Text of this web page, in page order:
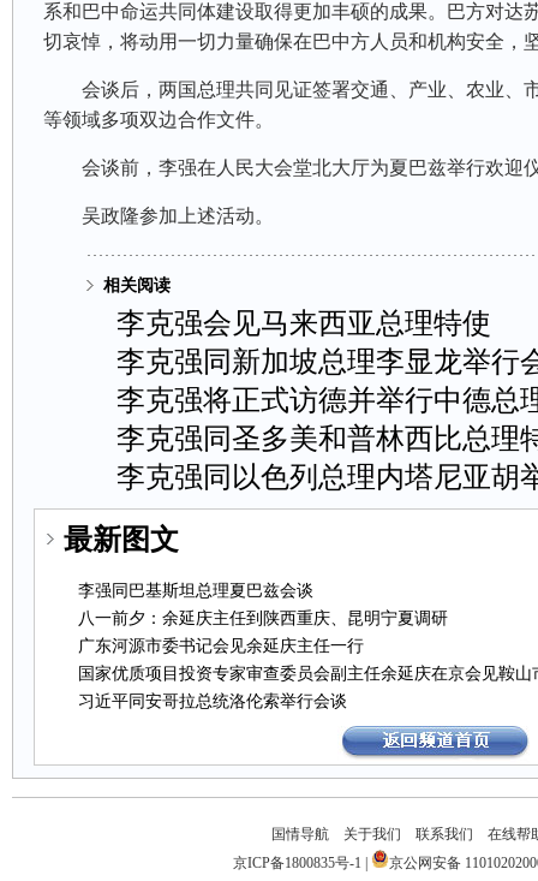
系和巴中命运共同体建设取得更加丰硕的成果。巴方对达
切哀悼，将动用一切力量确保在巴中方人员和机构安全，
会谈后，两国总理共同见证签署交通、产业、农业、
等领域多项双边合作文件。
会谈前，李强在人民大会堂北大厅为夏巴兹举行欢迎
吴政隆参加上述活动。
相关阅读
李克强会见马来西亚总理特使
李克强同新加坡总理李显龙举行
李克强将正式访德并举行中德总
李克强同圣多美和普林西比总理
李克强同以色列总理内塔尼亚胡
最新图文
李强同巴基斯坦总理夏巴兹会谈
八一前夕：余延庆主任到陕西重庆、昆明宁夏调研
广东河源市委书记会见余延庆主任一行
国家优质项目投资专家审查委员会副主任余延庆在京会见鞍山
习近平同安哥拉总统洛伦索举行会谈
国情导航 关于我们 联系我们
在线帮
京ICP备1800835号-1
京公网安备